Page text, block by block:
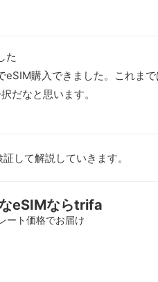
た
eSIM購入できました。これま
だなと思います。
して解説していきます。
eSIMならtrifa
ート価格でお届け